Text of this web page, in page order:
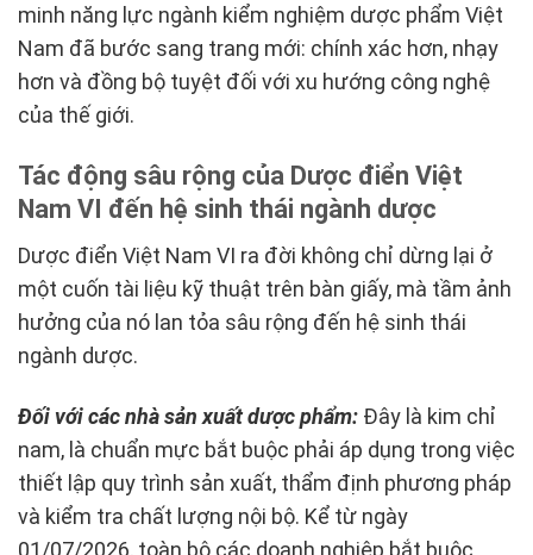
minh năng lực ngành kiểm nghiệm dược phẩm Việt
Nam đã bước sang trang mới: chính xác hơn, nhạy
hơn và đồng bộ tuyệt đối với xu hướng công nghệ
của thế giới.
Tác động sâu rộng của Dược điển Việt
Nam VI đến hệ sinh thái ngành dược
Dược điển Việt Nam VI ra đời không chỉ dừng lại ở
một cuốn tài liệu kỹ thuật trên bàn giấy, mà tầm ảnh
hưởng của nó lan tỏa sâu rộng đến hệ sinh thái
ngành dược.
Đối với các nhà sản xuất dược phẩm: Đây là kim chỉ
nam, là chuẩn mực bắt buộc phải áp dụng trong việc
thiết lập quy trình sản xuất, thẩm định phương pháp
và kiểm tra chất lượng nội bộ. Kể từ ngày